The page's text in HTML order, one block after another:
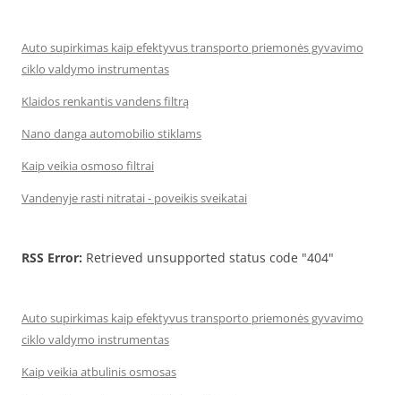
Auto supirkimas kaip efektyvus transporto priemonės gyvavimo
ciklo valdymo instrumentas
Klaidos renkantis vandens filtrą
Nano danga automobilio stiklams
Kaip veikia osmoso filtrai
Vandenyje rasti nitratai - poveikis sveikatai
RSS Error: Retrieved unsupported status code "404"
Auto supirkimas kaip efektyvus transporto priemonės gyvavimo
ciklo valdymo instrumentas
Kaip veikia atbulinis osmosas